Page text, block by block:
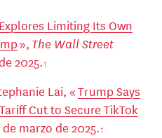
Limiting Its Own
», The Wall Street
2025.
Lai, «Trump Says
Cut to Secure TikTok
de marzo de 2025.